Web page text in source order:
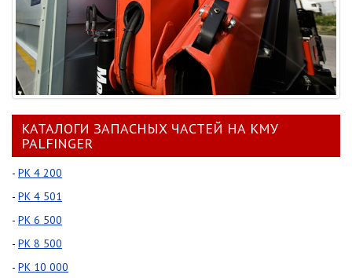
КАТАЛОГИ ЗАПАСНЫХ ЧАСТЕЙ НА КМУ
PALFINGER
- PK 4 200
- PK 4 501
- PK 6 500
- PK 8 500
- PK 10 000